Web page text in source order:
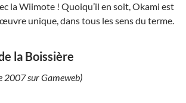
la Wiimote ! Quoiqu’il en soit, Okami est
unique, dans tous les sens du terme.
la Boissière
2007 sur Gameweb)